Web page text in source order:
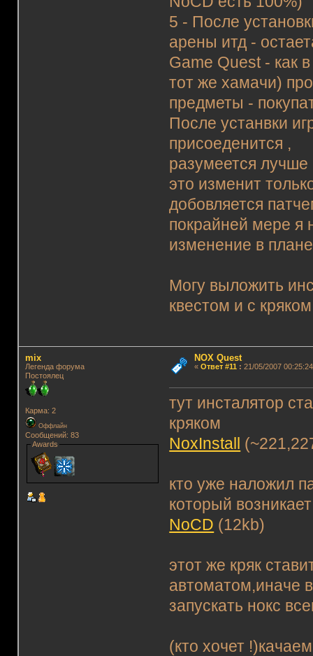
5 - После
арены итд -
Game Quest - как
тот же хамачи)
предметы -
После устанвки
присоеденится ,
разумеется лучше
это изменит
добовляется
покрайней мере я
изменение в
Могу выложить
квестом и с кряком
mix
Легенда форума
Постоялец
Карма: 2
Оффлайн
Сообщений: 83
Awards
NOX Quest
« Ответ #11 : 21/05/2007
тут инсталятор
кряком
NoxInstall
кто уже наложил
который
NoCD (12kb)
этот же кряк
автоматом,иначе
запускать нокс
(кто хочет